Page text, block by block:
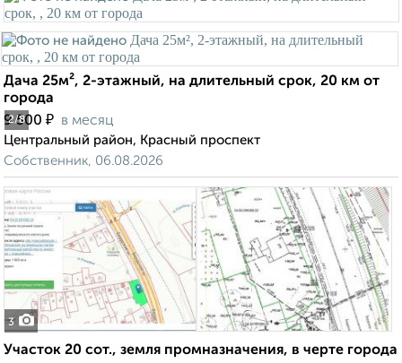
2/8
Дача 25м², 2-этажный, на длительный срок, 20 км от
города
9 500 ₽ в месяц
Центральный район, Красный проспект
Собственник, 06.08.2026
3
Участок 20 сот., земля промназначения, в черте города